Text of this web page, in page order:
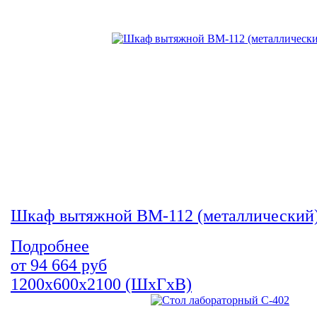
Шкаф вытяжной ВМ-112
Подробнее
от94 664 руб
1200х600х2100 (ШхГхВ)